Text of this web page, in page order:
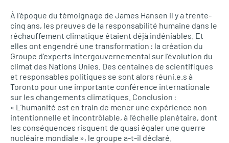
À l’époque du témoignage de James Hansen il y a trente-
cinq ans, les preuves de la responsabilité humaine dans le
réchauffement climatique étaient déjà indéniables. Et
elles ont engendré une transformation : la création du
Groupe d’experts intergouvernemental sur l’évolution du
climat des Nations Unies. Des centaines de scientifiques
et responsables politiques se sont alors réuni.e.s à
Toronto pour une importante conférence internationale
sur les changements climatiques. Conclusion :
« L’humanité est en train de mener une expérience non
intentionnelle et incontrôlable, à l’échelle planétaire, dont
les conséquences risquent de quasi égaler une guerre
nucléaire mondiale », le groupe a-t-il déclaré.